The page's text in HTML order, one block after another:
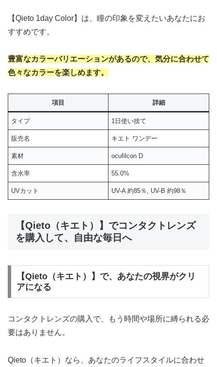
【Qieto 1day Color】は、瞳の印象を変えたいあなたにお
すすめです。
豊富なカラーバリエーションがあるので、気分に合わせて
色々なカラーを楽しめます。
項目 詳細
タイプ 1日使い捨て
販売名 キエト ワンデー
素材 ocufilcon D
含水率 55.0%
UVカット UV-A 約85％, UV-B 約98％
【Qieto（キエト）】でコンタクトレンズ
を購入して、自由な毎日へ
【Qieto（キエト）】で、あなたの視界がクリ
アになる
コンタクトレンズの購入で、もう時間や場所に縛られる必
要はありません。
Qieto（キエト）なら、あなたのライフスタイルに合わせ